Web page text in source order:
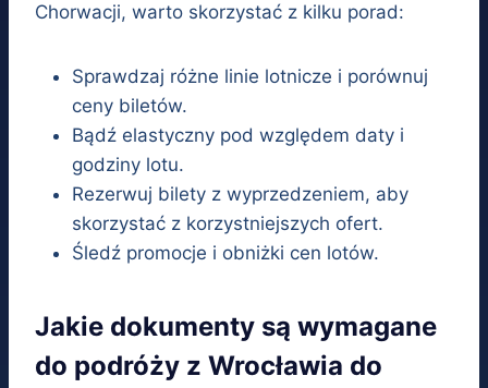
Chorwacji, warto skorzystać z kilku porad:
Sprawdzaj różne linie lotnicze i porównuj
ceny biletów.
Bądź elastyczny pod względem daty i
godziny lotu.
Rezerwuj bilety z wyprzedzeniem, aby
skorzystać z korzystniejszych ofert.
Śledź promocje i obniżki cen lotów.
Jakie dokumenty są wymagane
do podróży z Wrocławia do